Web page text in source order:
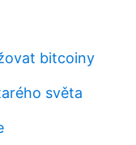
bitcoiny
světa